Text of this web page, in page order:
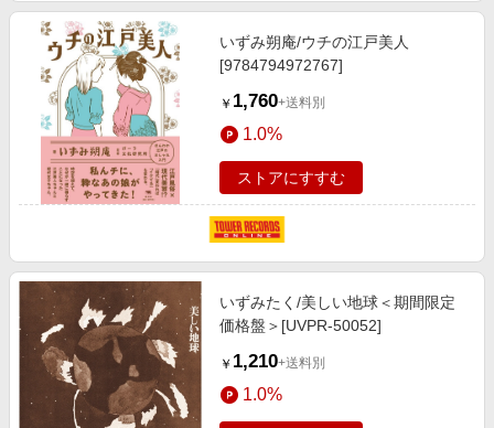
いずみ朔庵/ウチの江戸美人
[9784794972767]
￥ 1,760+送料別
1.0%
ストアにすすむ
いずみたく/美しい地球＜期間限定
価格盤＞[UVPR-50052]
￥ 1,210+送料別
1.0%